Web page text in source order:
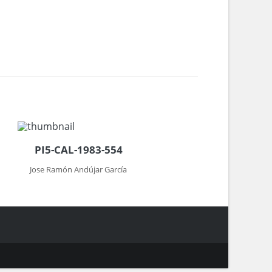
PI5-CAL-1983-554
Jose Ramón Andújar García